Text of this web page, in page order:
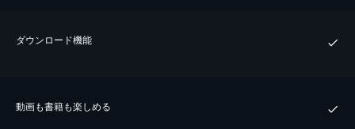
ダウンロード機能
動画も書籍も楽しめる